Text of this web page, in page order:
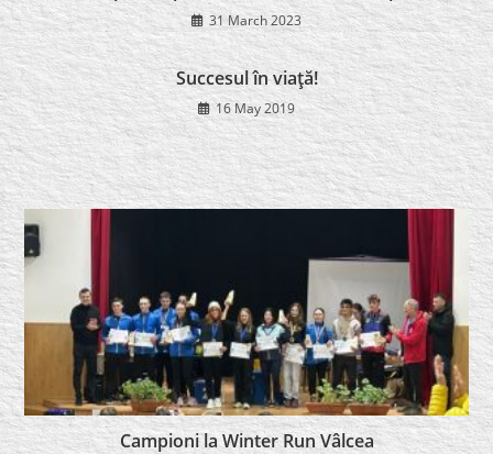
31 March 2023
Succesul în viaţă!
16 May 2019
Campioni la Winter Run Vâlcea